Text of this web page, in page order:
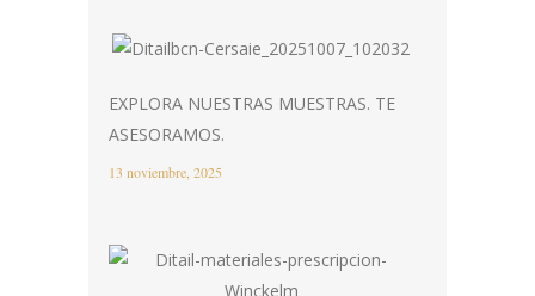
EXPLORA NUESTRAS MUESTRAS. TE
ASESORAMOS.
13 noviembre, 2025